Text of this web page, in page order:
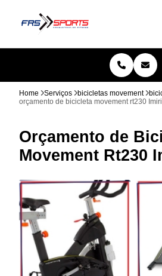
Home Serviços bicicletas movement
orçamento de bicicleta movement rt230
Orçamento de
Movement Rt230